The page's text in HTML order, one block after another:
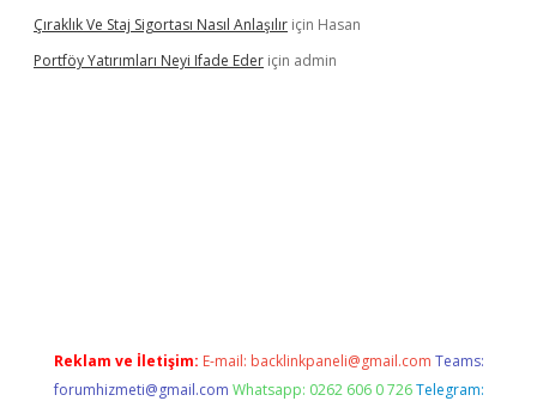
Çıraklık Ve Staj Sigortası Nasıl Anlaşılır için Hasan
Portföy Yatırımları Neyi Ifade Eder için admin
Reklam ve İletişim: E-mail: backlinkpaneli@gmail.com Teams:
forumhizmeti@gmail.com Whatsapp: 0262 606 0 726 Telegram: